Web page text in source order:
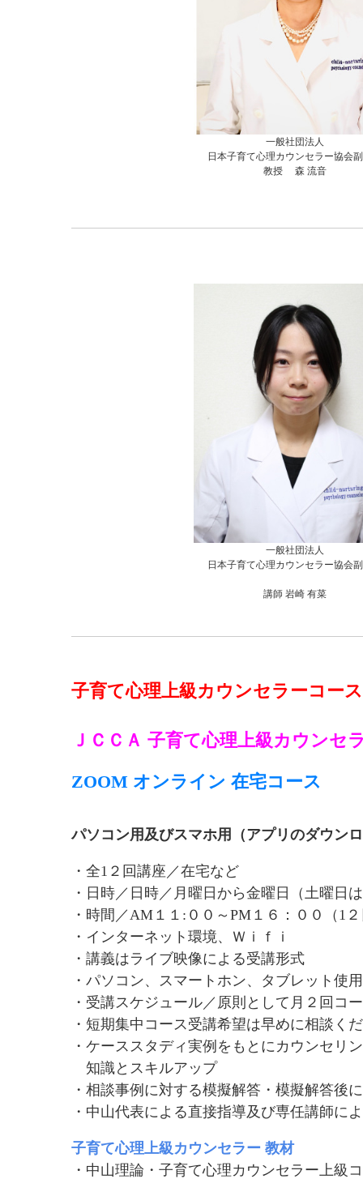
一般社団法人
日本子育て心理カウンセラー協会
教授 森 流音
一般社団法人
日本子育て心理カウンセラー協会
講師 岩崎 有菜
子育て心理上級カウンセラーコース
ＪＣＣＡ 子育て心理上級カウンセ
ZOOM オンライン 在宅コース
パソコン用及びスマホ用（アプリのダウン
・全1２回講座／在宅など
・日時／日時／月曜日から金曜日（土曜日
・時間／AM１１:００～PM１６：００（1
・インターネット環境、Ｗｉｆｉ
・講義はライブ映像による受講形式
・パソコン、スマートホン、タブレット使用
・受講スケジュール／原則として月２回コ
・短期集中コース受講希望は早めに相談く
・ケーススタディ実例をもとにカウンセリ
知識とスキルアップ
・相談事例に対する模擬解答・模擬解答後
・中山代表による直接指導及び専任講師に
子育て心理上級カウンセラー 教材
・中山理論・子育て心理カウンセラー上級